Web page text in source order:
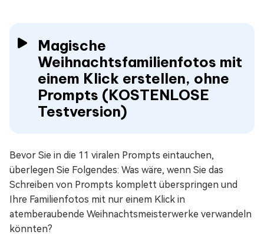
Magische
Weihnachtsfamilienfotos mit
einem Klick erstellen, ohne
Prompts (KOSTENLOSE
Testversion)
Bevor Sie in die 11 viralen Prompts eintauchen,
überlegen Sie Folgendes: Was wäre, wenn Sie das
Schreiben von Prompts komplett überspringen und
Ihre Familienfotos mit nur einem Klick in
atemberaubende Weihnachtsmeisterwerke verwandeln
könnten?